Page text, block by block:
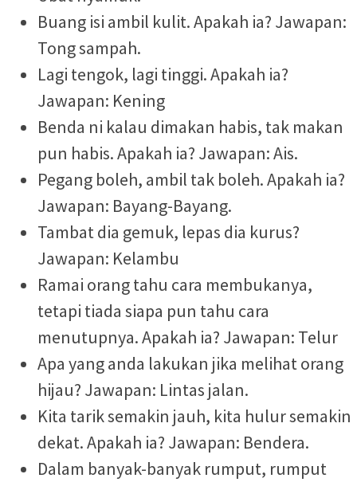
Buang isi ambil kulit. Apakah ia? Jawapan:
Tong sampah.
Lagi tengok, lagi tinggi. Apakah ia?
Jawapan: Kening
Benda ni kalau dimakan habis, tak makan
pun habis. Apakah ia? Jawapan: Ais.
Pegang boleh, ambil tak boleh. Apakah ia?
Jawapan: Bayang-Bayang.
Tambat dia gemuk, lepas dia kurus?
Jawapan: Kelambu
Ramai orang tahu cara membukanya,
tetapi tiada siapa pun tahu cara
menutupnya. Apakah ia? Jawapan: Telur
Apa yang anda lakukan jika melihat orang
hijau? Jawapan: Lintas jalan.
Kita tarik semakin jauh, kita hulur semakin
dekat. Apakah ia? Jawapan: Bendera.
Dalam banyak-banyak rumput, rumput